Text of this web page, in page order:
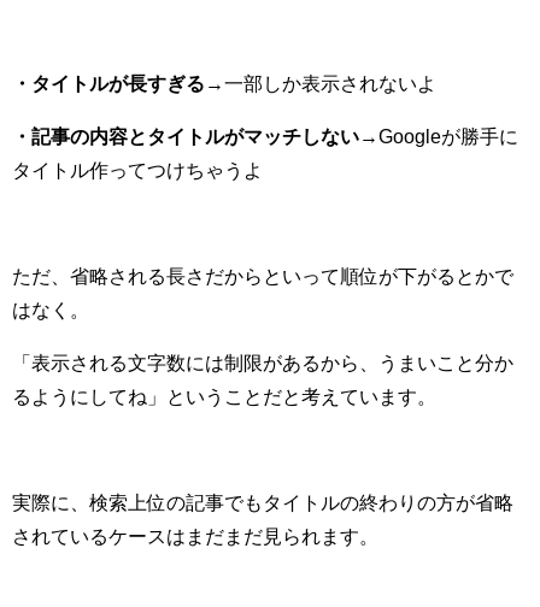
・タイトルが長すぎる →一部しか表示されないよ
・記事の内容とタイトルがマッチしない→Googleが勝手に
タイトル作ってつけちゃうよ
ただ、省略される長さだからといって順位が下がるとかで
はなく。
「表示される文字数には制限があるから、うまいこと分か
るようにしてね」ということだと考えています。
実際に、検索上位の記事でもタイトルの終わりの方が省略
されているケースはまだまだ見られます。